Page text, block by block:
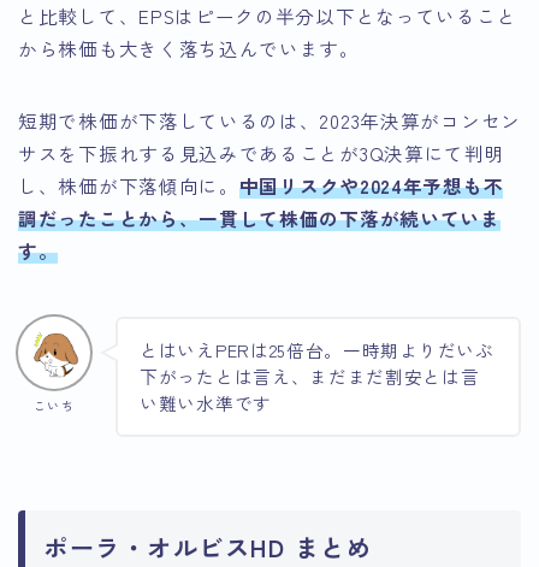
と比較して、EPSはピークの半分以下となっていること
から株価も大きく落ち込んでいます。
短期で株価が下落しているのは、2023年決算がコンセン
サスを下振れする見込みであることが3Q決算にて判明
し、株価が下落傾向に。 中国リスクや2024年予想も不
調だったことから、一貫して株価の下落が続いていま
す。
こいち
とはいえPERは25倍台。一時期よりだいぶ
下がったとは言え、まだまだ割安とは言
い難い水準です
ポーラ・オルビスHD まとめ